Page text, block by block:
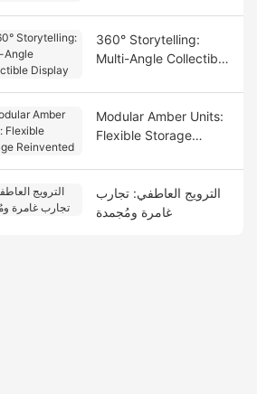
360° Storytelling:
Multi-Angle Collectible
Modular Amber Units:
Flexible Storage
الترويج العاطفي: تجارب
غامرة ومُجمدة